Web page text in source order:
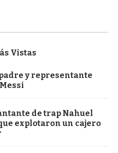
Vistas
y representante
de trap Nahuel
explotaron un cajero